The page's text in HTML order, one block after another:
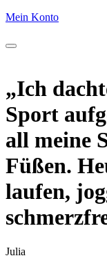
Mein Konto
„Ich
Sport
all meine
Füßen.
laufen,
Julia